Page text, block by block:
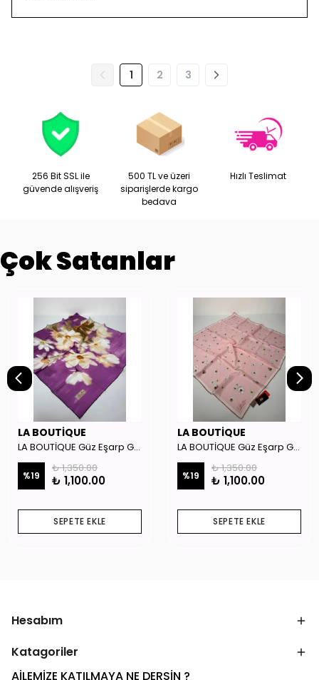
1 2 3
256 Bit SSL ile
güvende alışveriş
500 TL ve üzeri
siparişlerde kargo
bedava
Hızlı Teslimat
Çok Satanlar
LA BOUTİQUE
LA BOUTİQUE Güz Eşarp GYSE262908
%19
₺ 1,350.00
₺ 1,100.00
SEPETE EKLE
LA BOUTİQUE
LA BOUTİQUE Güz Eşarp GYSE130804
%19
₺ 1,350.00
₺ 1,100.00
SEPETE EKLE
Hesabım
Katagoriler
AİLEMİZE KATILMAYA NE DERSİN ?